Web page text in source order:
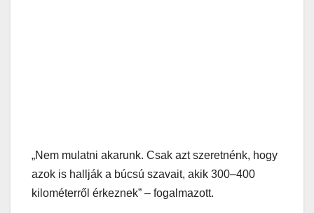
„Nem mulatni akarunk. Csak azt szeretnénk, hogy
azok is hallják a búcsú szavait, akik 300–400
kilométerről érkeznek” – fogalmazott.